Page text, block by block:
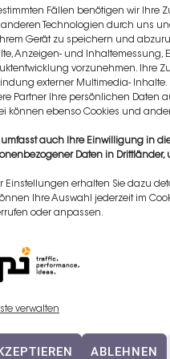
Fällen benötigen wir Ihre
Technologien durch uns
Gerät zu speichern und
Anzeigen- und Inhaltemessung,
vorzunehmen. Ihre
externer Multimedia-
Partner Ihre persönlichen Daten
können ebenso Cookies und
umfasst auch Ihre Einwilligung in
Daten in Drittländer,
Einstellungen erhalten Sie dazu
Ihre Auswahl jederzeit im
oder anpassen.
verwalten
ABLEHNEN
Google maps zu